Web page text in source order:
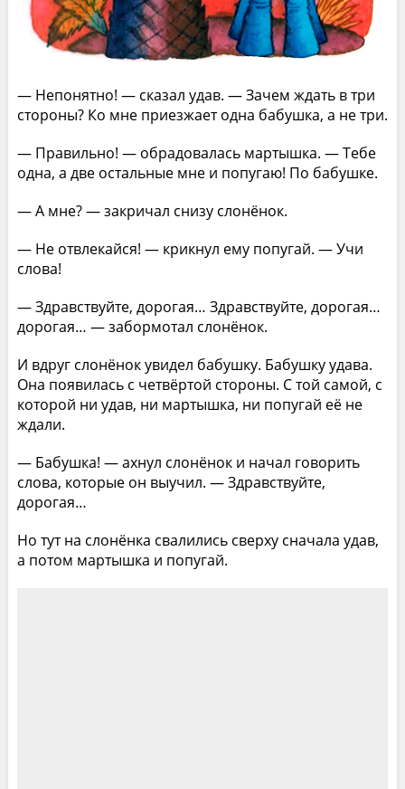
— Непонятно! — сказал удав. — Зачем ждать в три
стороны? Ко мне приезжает одна бабушка, а не три.
— Правильно! — обрадовалась мартышка. — Тебе
одна, а две остальные мне и попугаю! По бабушке.
— А мне? — закричал снизу слонёнок.
— Не отвлекайся! — крикнул ему попугай. — Учи
слова!
— Здравствуйте, дорогая… Здравствуйте, дорогая…
дорогая… — забормотал слонёнок.
И вдруг слонёнок увидел бабушку. Бабушку удава.
Она появилась с четвёртой стороны. С той самой, с
которой ни удав, ни мартышка, ни попугай её не
ждали.
— Бабушка! — ахнул слонёнок и начал говорить
слова, которые он выучил. — Здравствуйте,
дорогая…
Но тут на слонёнка свалились сверху сначала удав,
а потом мартышка и попугай.